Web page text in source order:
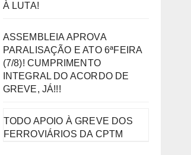
À LUTA!
ASSEMBLEIA APROVA
PARALISAÇÃO E ATO 6ªFEIRA
(7/8)! CUMPRIMENTO
INTEGRAL DO ACORDO DE
GREVE, JÁ!!!
TODO APOIO À GREVE DOS
FERROVIÁRIOS DA CPTM